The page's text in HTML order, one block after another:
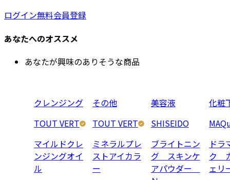
ログイン無料会員登録
あなたへのオススメ
あなたが興味のありそうな商品
クレンジング
TOUT VERT
マイルドクレ
ンジングオイ
ル
その他
TOUT VERT
ミネラルプレ
ストアイカラ
ー
美容液
SHISEIDO
ブライトニン
グ スキンケ
アパウダー
化粧
ドラ
ク
ェ